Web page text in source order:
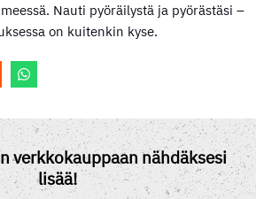
Nauti pyöräilystä ja pyörästäsi –
on kuitenkin kyse.
T
S
A
P
P
verkkokauppaan nähdäksesi
lisää!